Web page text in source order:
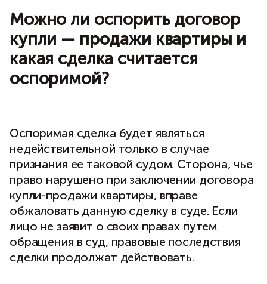
Можно ли оспорить договор
купли — продажи квартиры и
какая сделка считается
оспоримой?
Оспоримая сделка будет являться
недействительной только в случае
признания ее таковой судом. Сторона, чье
право нарушено при заключении договора
купли-продажи квартиры, вправе
обжаловать данную сделку в суде. Если
лицо не заявит о своих правах путем
обращения в суд, правовые последствия
сделки продолжат действовать.